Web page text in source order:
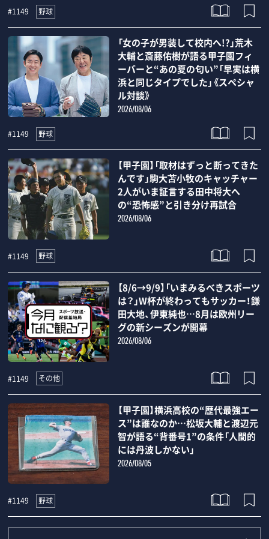
#1149 野球
「女の子が男装して校内へ!?」荒木
大輔と斎藤佑樹が語る甲子園フィ
ーバーと“あの夏の匂い”「早実は横
浜と同じタイプでした」《スペシャ
ル対談》
2026/08/06
#1149 野球
【甲子園】「取材はずっと断ってきた
んです」駒大苫小牧のキャッチャー
2人がいま証言する田中将大へ
の“恐怖感”と引き分け再試合
2026/08/06
#1149 野球
【8/6→9/9】「いまみるべきスポーツ
は？」W杯が終わってもサッカー！鎌
田大地、伊東純也…8月は欧州リー
グの新シーズンが開幕
2026/08/06
#1149 その他
【甲子園】横浜高校の“歴代最強エー
ス”は誰なのか…松坂大輔と渡辺元
智が語る“背番号1”の条件「人間的
には丹波しかない」
2026/08/05
#1149 野球